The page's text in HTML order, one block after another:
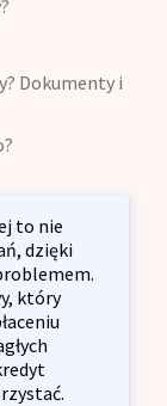
Dokumenty i
to nie
dzięki
który